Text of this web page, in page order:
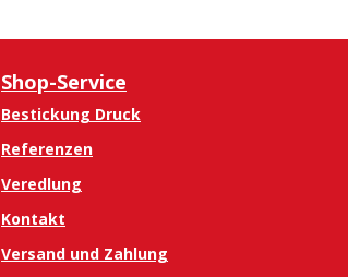
Shop-Service
Bestickung Druck
Referenzen
Veredlung
Kontakt
Versand und Zahlung